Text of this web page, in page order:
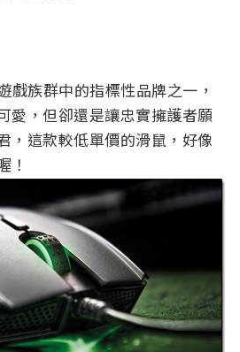
戲族群中的指標性品牌之一，
愛，但卻還是讓忠實擁護者願
，這款較低單價的滑鼠，好像
！